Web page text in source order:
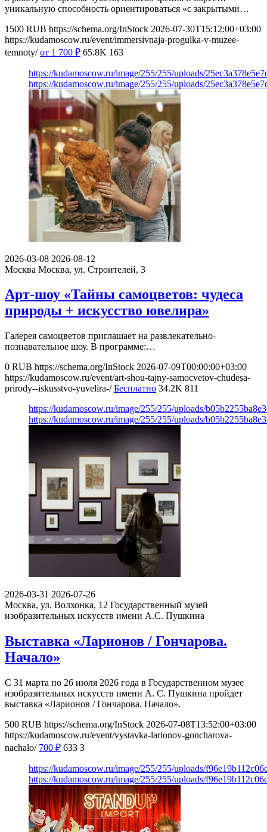
уникальную способность ориентироваться «с закрытыми…
1500 RUB https://schema.org/InStock 2026-07-30T15:12:00+03:00
https://kudamoscow.ru/event/immersivnaja-progulka-v-muzee-
temnoty/ от 1 700 ₽ 65.8K 163
https://kudamoscow.ru/image/255/255/uploads/
https://kudamoscow.ru/image/255/255/uploads/
2026-03-08 2026-08-12
Москва Москва, ул. Строителей, 3
Арт-шоу «Тайны самоцветов: чудеса
природы + искусство ювелира»
Галерея самоцветов приглашает на развлекательно-
познавательное шоу. В программе:…
0 RUB https://schema.org/InStock 2026-07-09T00:00:00+03:00
https://kudamoscow.ru/event/art-shou-tajny-samocvetov-chudesa-
prirody--iskusstvo-yuvelira-/ Бесплатно 34.2K 811
https://kudamoscow.ru/image/255/255/uploads/
https://kudamoscow.ru/image/255/255/uploads/
2026-03-31 2026-07-26
Москва, ул. Волхонка, 12 Государственный музей
изобразительных искусств имени А.С. Пушкина
Выставка «Ларионов / Гончарова.
Начало»
С 31 марта по 26 июля 2026 года в Государственном музее
изобразительных искусств имени А. С. Пушкина пройдет
выставка «Ларионов / Гончарова. Начало».
500 RUB https://schema.org/InStock 2026-07-08T13:52:00+03:00
https://kudamoscow.ru/event/vystavka-larionov-goncharova-
nachalo/ 700 ₽ 633 3
https://kudamoscow.ru/image/255/255/uploads/
https://kudamoscow.ru/image/255/255/uploads/